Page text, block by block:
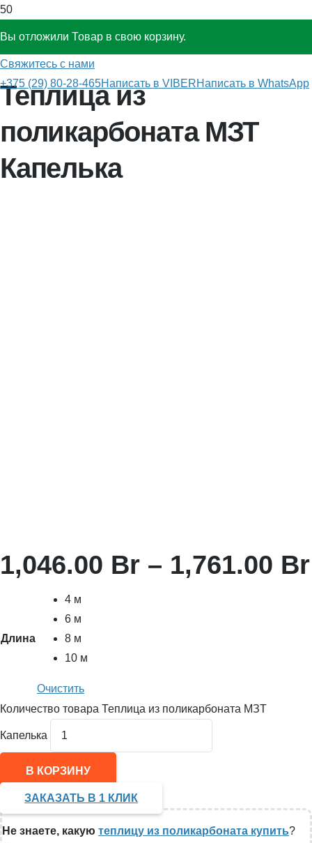
Вы отложили Товар в свою корзину.
Свяжитесь с нами
+375 (29) 80-28-465Написать в VIBERНаписать в WhatsApp
Главная»Теплицы из поликарбоната
Теплица из
поликарбоната МЗТ
Капелька
1,046.00 Br – 1,761.00 Br
Длина
4 м
6 м
8 м
10 м
Очистить
Количество товара Теплица из поликарбоната МЗТ
Капелька
В КОРЗИНУ
ЗАКАЗАТЬ В 1 КЛИК
Не знаете, какую теплицу из поликарбоната купить?